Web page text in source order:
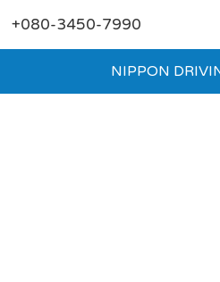
+080-3450-7990
NIPPON